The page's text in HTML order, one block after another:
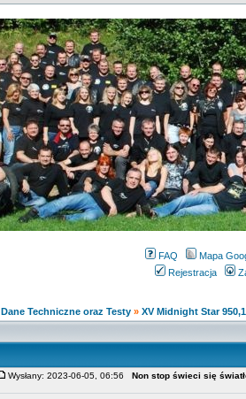
FAQ
Mapa
Rejestracja
Dane Techniczne oraz Testy » XV Midnight Star
Wysłany: 2023-06-05, 06:56 Non stop świeci się